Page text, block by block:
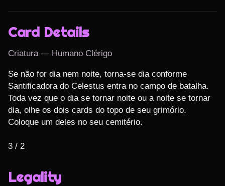
Card Details
Criatura — Humano Clérigo
Se não for dia nem noite, torna-se dia conforme
Santificadora do Celestus entra no campo de batalha.
Toda vez que o dia se tornar noite ou a noite se tornar
dia, olhe os dois cards do topo de seu grimório.
Coloque um deles no seu cemitério.
3 / 2
Legality